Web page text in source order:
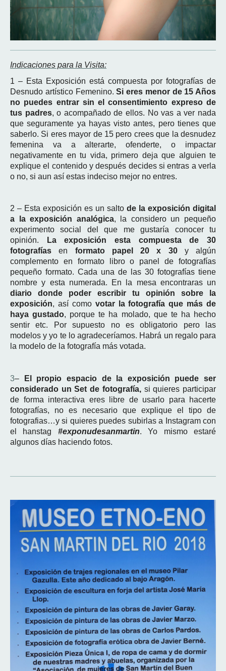
Indicaciones para la Visita:
1 – Esta Exposición está compuesta por fotografías de
Desnudo artístico Femenino.Si eres menor de 15 Años
no puedes entrar sin el consentimiento expreso de
tus padres, o acompañado de ellos. No vas a ver nada
que seguramente ya hayas visto antes, pero tienes que
saberlo. Si eres mayor de 15 pero crees que la desnudez
femenina va a alterarte, ofenderte, o impactar
negativamente en tu vida, primero deja que alguien te
explique el contenido y después decides si entras a verla
o no, si aun así estas indeciso mejor no entres.
2 – Esta exposición es un salto de la exposición digital
a la exposición analógica, la considero un pequeño
experimento social del que me gustaría conocer tu
opinión.
La exposición esta compuesta de 30
fotografías en formato papel 20 x 30y algún
complemento en formato libro o panel de fotografías
pequeño formato. Cada una de las 30 fotografías tiene
nombre y esta numerada. En la mesa encontraras un
diario donde poder escribir tu opinión sobre la
exposición, así como votar la fotografía que más de
haya gustado, porque te ha molado, que te ha hecho
sentir etc. Por supuesto no es obligatorio pero las
modelos y yo te lo agradeceríamos. Habrá un regalo para
la modelo de la fotografía más votada.
3–
El propio espacio de la exposición puede ser
considerado un Set de fotografía,si quieres participar
de forma interactiva eres libre de usarlo para hacerte
fotografías, no es necesario que explique el tipo de
fotografias…y si quieres puedes subirlas a Instagram con
el hanstag #exponudesanmartin. Yo mismo estaré
algunos días haciendo fotos.